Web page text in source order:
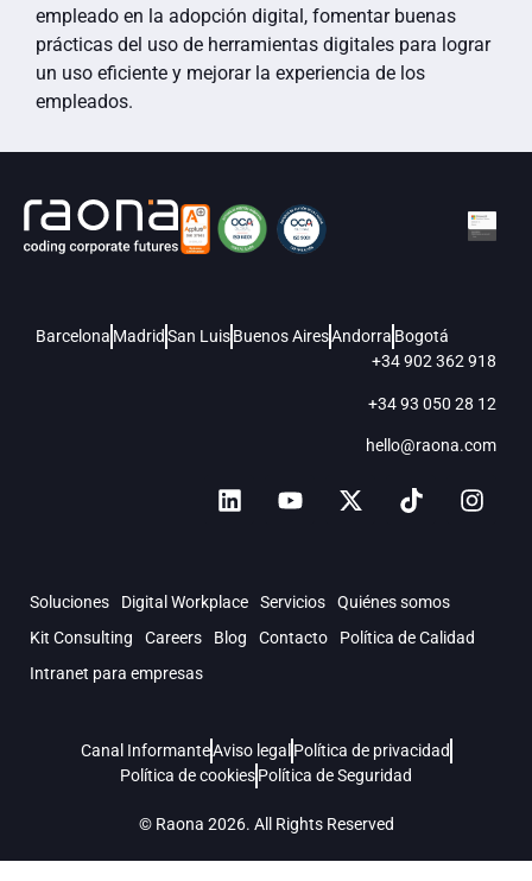
empleado en la adopción digital, fomentar buenas
prácticas del uso de herramientas digitales para lograr
un uso eficiente y mejorar la experiencia de los
empleados.
Barcelona MadridSan LuisBuenos AiresAndorra Bogotá
+34 902 362 918
+34 93 050 28 12
hello@raona.com
Soluciones Digital Workplace Servicios
Quiénes somos
Kit Consulting
Careers Blog Contacto
Política de Calidad
Intranet para empresas
© Raona 2026. All Rights Reserved
Canal InformanteAviso legal Política de privacidad
Política de cookiesPolítica de Seguridad